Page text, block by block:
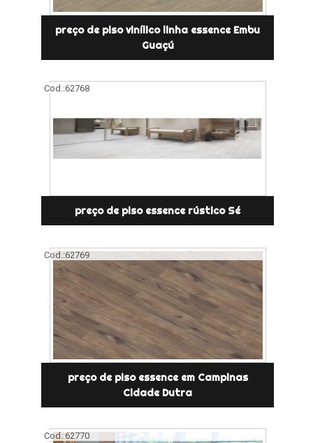
preço de piso vinílico linha essence Embu
Guaçú
Cod.:62768
preço de piso essence rústico Sé
Cod.:62769
preço de piso essence em Campinas
Cidade Dutra
Cod.:62770